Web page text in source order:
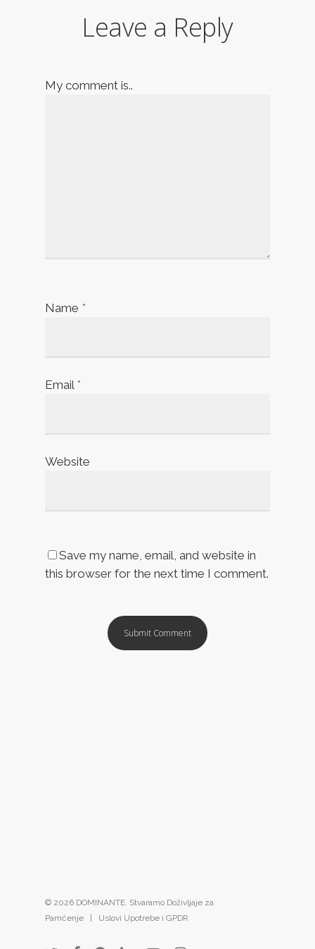
Leave a Reply
My comment is..
Name *
Email *
Website
Save my name, email, and website in
this browser for the next time I comment.
© 2026 DOMINANTE. Stvaramo Doživljaje za
Pamćenje | Uslovi Upotrebe i GPDR